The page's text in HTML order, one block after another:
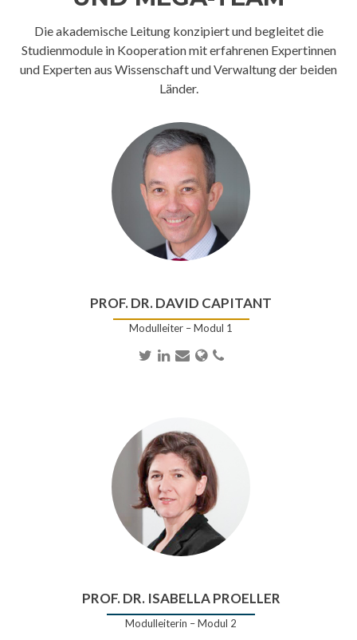
Die akademische Leitung konzipiert und begleitet die
Studienmodule in Kooperation mit erfahrenen Expertinnen
und Experten aus Wissenschaft und Verwaltung der beiden
Länder.
PROF. DR. DAVID CAPITANT
Modulleiter – Modul 1
TwitterLinkedIn
E-
Webseite
Telefonnummer
PROF. DR. ISABELLA PROELLER
Modulleiterin – Modul 2